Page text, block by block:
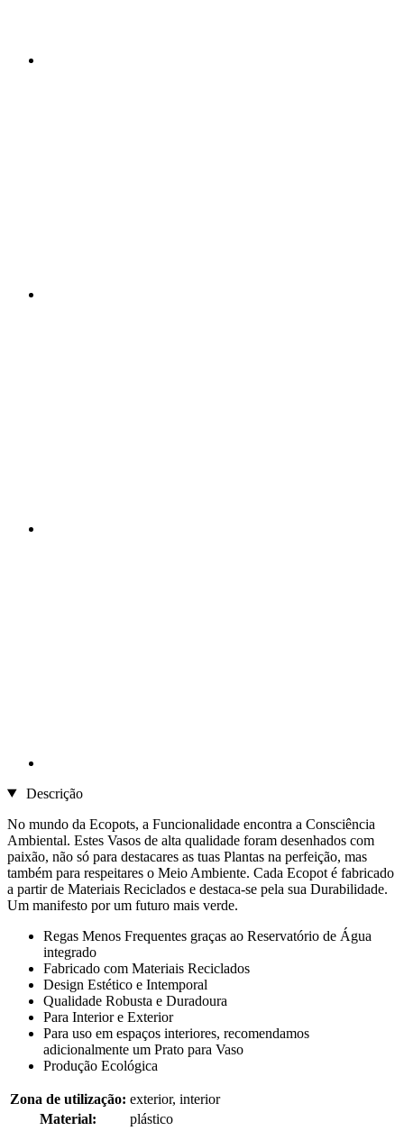
Descrição
No mundo da Ecopots, a Funcionalidade encontra a Consciência
Ambiental. Estes Vasos de alta qualidade foram desenhados com
paixão, não só para destacares as tuas Plantas na perfeição, mas
também para respeitares o Meio Ambiente. Cada Ecopot é fabricado
a partir de Materiais Reciclados e destaca-se pela sua Durabilidade.
Um manifesto por um futuro mais verde.
Regas Menos Frequentes graças ao Reservatório de Água
integrado
Fabricado com Materiais Reciclados
Design Estético e Intemporal
Qualidade Robusta e Duradoura
Para Interior e Exterior
Para uso em espaços interiores, recomendamos
adicionalmente um Prato para Vaso
Produção Ecológica
Zona de utilização: exterior, interior
Material:
plástico